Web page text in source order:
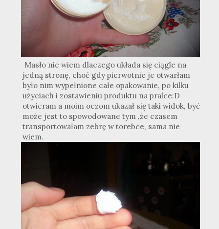
Masło nie wiem dlaczego układa się ciągle na
jedną stronę, choć gdy pierwotnie je otwarłam
było nim wypełnione całe opakowanie, po kilku
użyciach i zostawieniu produktu na pralce:D
otwieram a moim oczom ukazał się taki widok, być
może jest to spowodowane tym ,że czasem
transportowałam zebrę w torebce, sama nie
wiem.